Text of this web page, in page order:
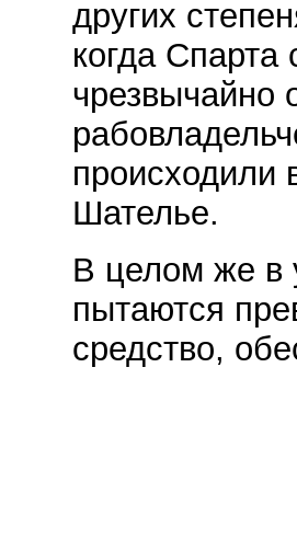
других
когда Спарта
чрезвычайно
происходили
Шателье.
В целом же в
пытаются
средство,